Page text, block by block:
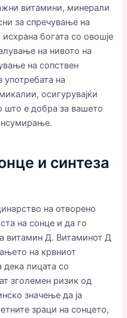
витамини, минерали
за спречување на
богата со овошје
на нивото на
на сопствен
на
осигурувајќи
што е добра за вашето
и синтеза
на отворено
на сонце и да го
витамин Д. Витаминот Д
на крвниот
дека лицата со
зголемен ризик од
значење да ја
зраци на сонцето,